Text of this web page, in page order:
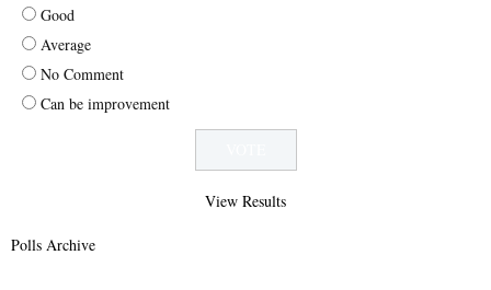
Good
Average
No Comment
Can be improvement
View Results
Polls Archive